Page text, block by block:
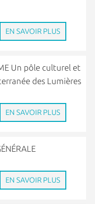
EN SAVOIR PLUS
Un pôle culturel et
des Lumières
EN SAVOIR PLUS
EN SAVOIR PLUS